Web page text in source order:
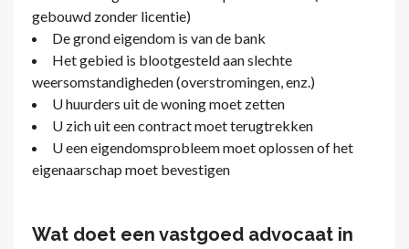
gebouwd zonder licentie)
De grond eigendom is van de bank
Het gebied is blootgesteld aan slechte
weersomstandigheden (overstromingen, enz.)
U huurders uit de woning moet zetten
U zich uit een contract moet terugtrekken
U een eigendomsprobleem moet oplossen of het
eigenaarschap moet bevestigen
Wat doet een vastgoed advocaat in